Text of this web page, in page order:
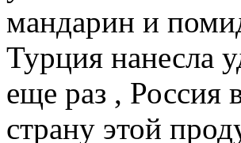
мандарин и
Турция нанесла
еще раз , Россия
страну этой